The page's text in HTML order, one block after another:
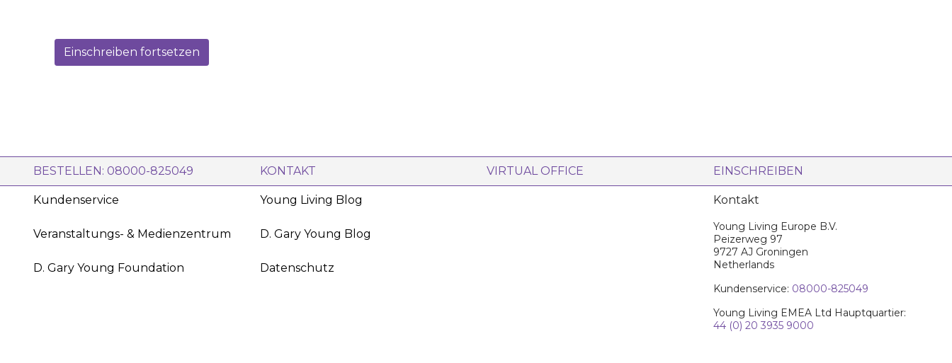
Einschreiben fortsetzen
BESTELLEN: 08000-825049 KONTAKT VIRTUAL OFFICE EINSCHREIBEN
Kundenservice
Veranstaltungs- & Medienzentrum
D. Gary Young Foundation
Young Living Blog
D. Gary Young Blog
Datenschutz
Kontakt
Young Living Europe B.V.
Peizerweg 97
9727 AJ Groningen
Netherlands
Kundenservice: 08000-825049
Young Living EMEA Ltd Hauptquartier:
44 (0) 20 3935 9000